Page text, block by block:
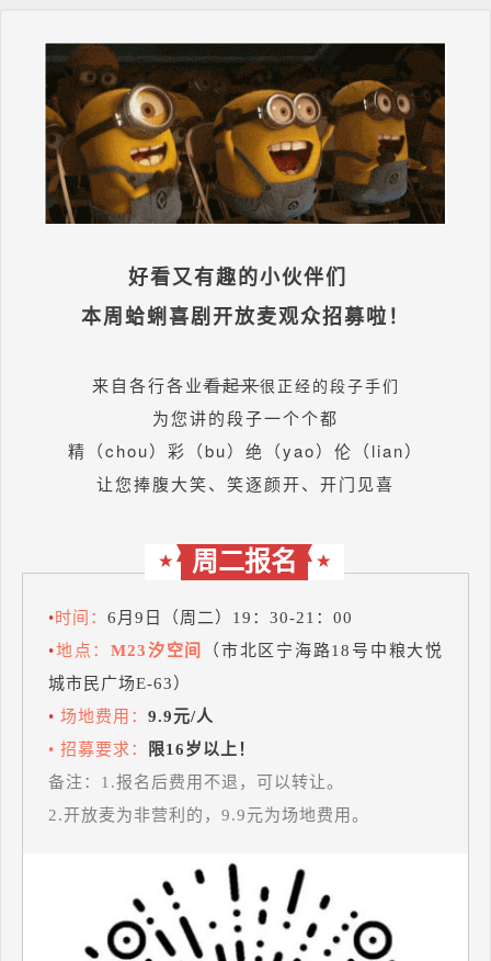
好看又有趣的小伙伴们
本周蛤蜊喜剧开放麦观众招募啦！
来自各行各业看起来很正经的段子手们
为您讲的段子一个个都
精（chou）彩（bu）绝（yao）伦（lian）
让您捧腹大笑、笑逐颜开、开门见喜
★ 周二报名 ★
•时间： 6月9日（周二）19：30-21：00
•地点： M23汐空间
（市北区宁海路18号中粮大悦
城市民广场E-63）
• 场地费用： 9.9元/人
• 招募要求：
限16岁以上！
备注：1.报名后费用不退，可以转让。
2.开放麦为非营利的，9.9元为场地费用。